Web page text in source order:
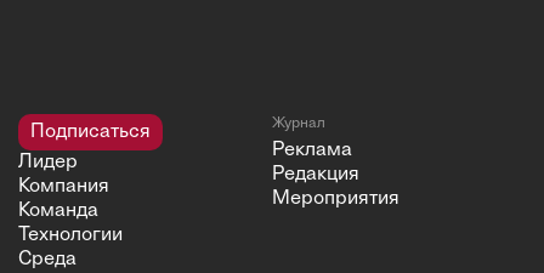
Подписаться
Лидер
Компания
Команда
Технологии
Среда
Журнал
Реклама
Редакция
Мероприятия